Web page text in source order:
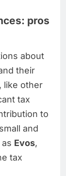
pros
about
their
like other
tax
to
and
Evos,
tax